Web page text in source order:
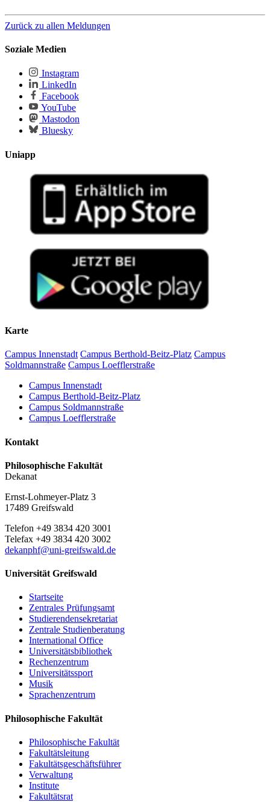
Zurück zu allen Meldungen
Soziale Medien
Instagram
LinkedIn
Facebook
YouTube
Mastodon
Bluesky
Uniapp
Karte
Campus Innenstadt Campus Berthold-Beitz-Platz Campus
Soldmannstraße Campus Loefflerstraße
Campus Innenstadt
Campus Berthold-Beitz-Platz
Campus Soldmannstraße
Campus Loefflerstraße
Kontakt
Philosophische Fakultät
Dekanat
Ernst-Lohmeyer-Platz 3
17489 Greifswald
Telefon +49 3834 420 3001
Telefax +49 3834 420 3002
dekanphf@uni-greifswald.de
Universität Greifswald
Startseite
Zentrales Prüfungsamt
Studierendensekretariat
Zentrale Studienberatung
International Office
Universitätsbibliothek
Rechenzentrum
Universitätssport
Musik
Sprachenzentrum
Philosophische Fakultät
Philosophische Fakultät
Fakultätsleitung
Fakultätsgeschäftsführer
Verwaltung
Institute
Fakultätsrat